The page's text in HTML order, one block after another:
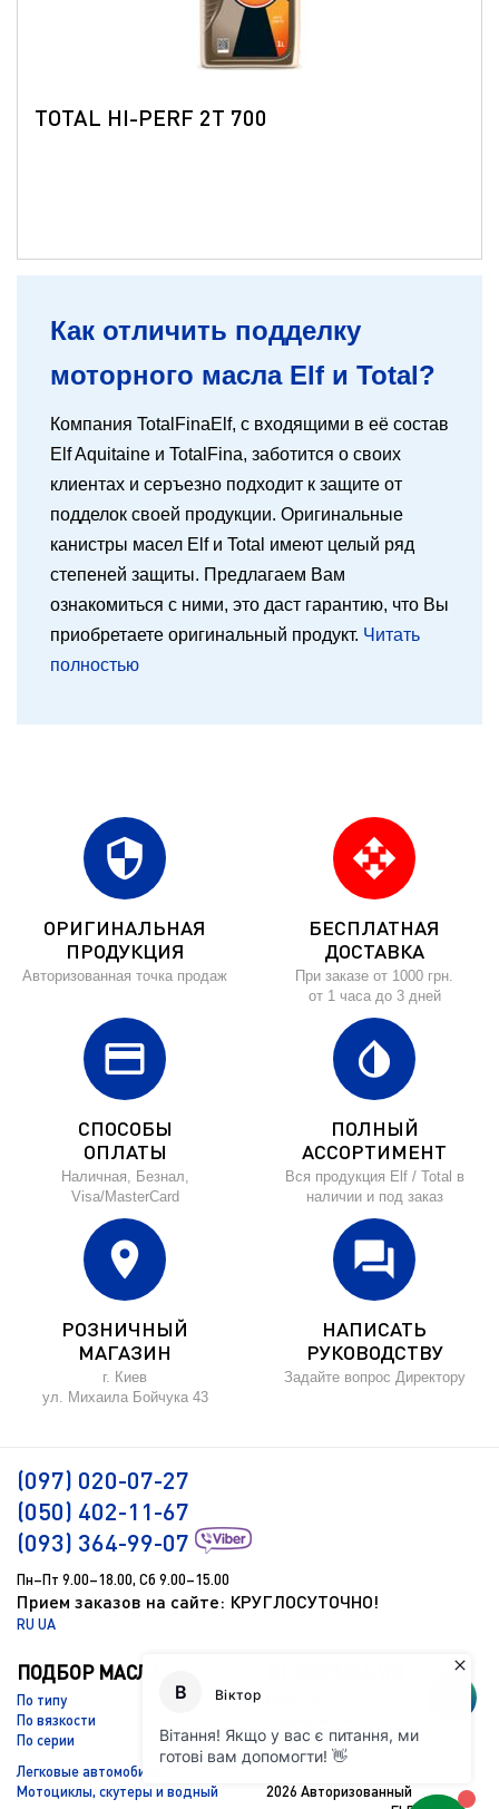
TOTAL HI-PERF 2T 700
Как отличить подделку
моторного масла Elf и Total?
Компания TotalFinaElf, с входящими в её состав
Elf Aquitaine и TotalFina, заботится о своих
клиентах и серъезно подходит к защите от
подделок своей продукции. Оригинальные
канистры масел Elf и Total имеют целый ряд
степеней защиты. Предлагаем Вам
ознакомиться с ними, это даст гарантию, что Вы
приобретаете оригинальный продукт. Читать
полностью
security
ОРИГИНАЛЬНАЯ
ПРОДУКЦИЯ
Авторизованная точка продаж
open_with
БЕСПЛАТНАЯ
ДОСТАВКА
При заказе от 1000 грн.
от 1 часа до 3 дней
credit_card
СПОСОБЫ
ОПЛАТЫ
Наличная, Безнал,
Visa/MasterCard
invert_colors
ПОЛНЫЙ
АССОРТИМЕНТ
Вся продукция Elf / Total в
наличии и под заказ
location_on
РОЗНИЧНЫЙ
МАГАЗИН
г. Киев
ул. Михаила Бойчука 43
forum
НАПИСАТЬ
РУКОВОДСТВУ
Задайте вопрос Директору
(097) 020-07-27
(050) 402-11-67
(093) 364-99-07
Пн–Пт 9.00–18.00, Сб 9.00–15.00
Прием заказов на сайте: КРУГЛОСУТОЧНО!
RU UA
ПОДБОР МАСЛА
По типу
По вязкости
По серии
Легковые автомобили
Мотоциклы, скутеры и водный
Доставка и оплата
Контакты
2026 Авторизованный